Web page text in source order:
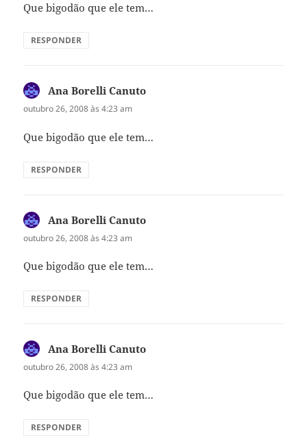
Que bigodão que ele tem…
RESPONDER
Ana Borelli Canuto
outubro 26, 2008 às 4:23 am
Que bigodão que ele tem…
RESPONDER
Ana Borelli Canuto
outubro 26, 2008 às 4:23 am
Que bigodão que ele tem…
RESPONDER
Ana Borelli Canuto
outubro 26, 2008 às 4:23 am
Que bigodão que ele tem…
RESPONDER